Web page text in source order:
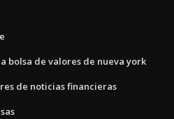
bolsa de valores de nueva york
de noticias financieras